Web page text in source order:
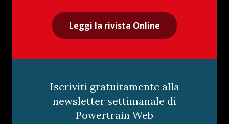
Leggi la rivista Online
Iscriviti gratuitamente alla
newsletter settimanale di
Powertrain Web